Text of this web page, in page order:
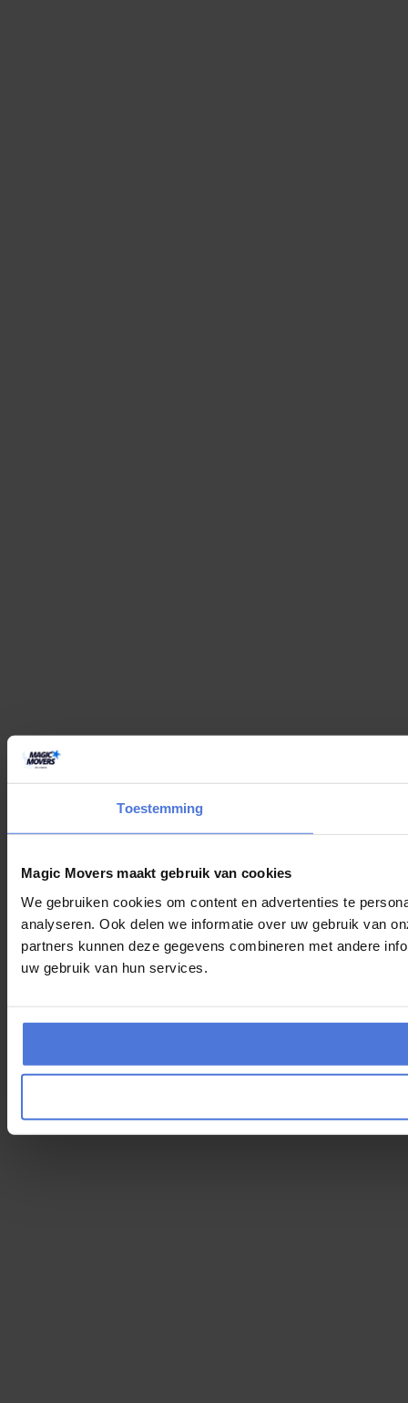
Toestemming
Magic Movers maakt gebruik van cookies
We gebruiken cookies om content en advertenties te
analyseren. Ook delen we informatie over uw gebruik van
partners kunnen deze gegevens combineren met andere
uw gebruik van hun services.